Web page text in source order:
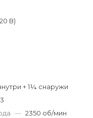
В)
+ 1¼ снаружи
3
— 2350 об/мин